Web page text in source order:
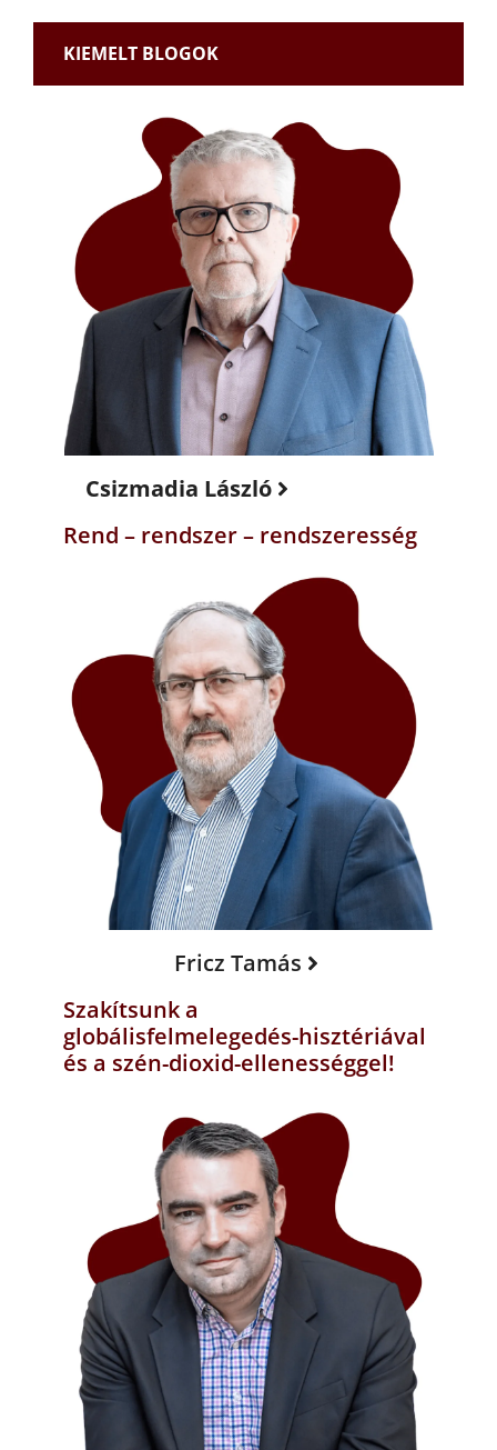
KIEMELT BLOGOK
Csizmadia László
Rend – rendszer – rendszeresség
Fricz Tamás
Szakítsunk a
globálisfelmelegedés-hisztériával
és a szén-dioxid-ellenességgel!